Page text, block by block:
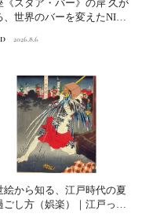
《スタア・バー》の岸 久が
、世界のバーを変えたNINJ
2026.8.6
絵から知る、江戸時代の夏
ごし方（娯楽）｜江戸っ子